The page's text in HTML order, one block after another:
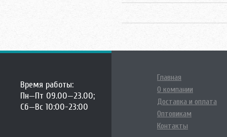
Время работы:
Пн—Пт 09.00—23.00;
Сб—Вс 10:00-23:00
Главная
О компании
Доставка и оплата
Оптовикам
Контакты